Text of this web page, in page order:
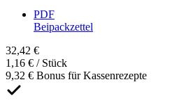
PDF
Beipackzettel
32,42 €
1,16 € / Stück
9,32 € Bonus für Kassenrezepte